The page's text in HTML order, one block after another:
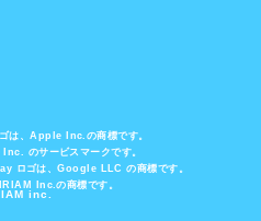
は、Apple Inc.の商標です。
のサービスマークです。
ロゴは、Google LLC の商標です。
Inc.の商標です。
inc.